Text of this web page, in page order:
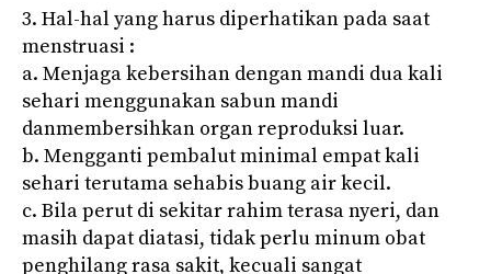
3. Hal-hal yang harus diperhatikan pada saat
menstruasi :
a. Menjaga kebersihan dengan mandi dua kali
sehari menggunakan sabun mandi
danmembersihkan organ reproduksi luar.
b. Mengganti pembalut minimal empat kali
sehari terutama sehabis buang air kecil.
c. Bila perut di sekitar rahim terasa nyeri, dan
masih dapat diatasi, tidak perlu minum obat
penghilang rasa sakit, kecuali sangat